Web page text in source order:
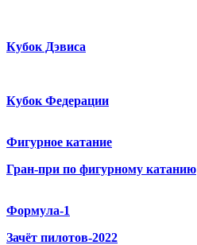
Кубок Дэвиса
Кубок Федерации
Фигурное катание
Гран-при по фигурному катанию
Формула-1
Зачёт пилотов-2022